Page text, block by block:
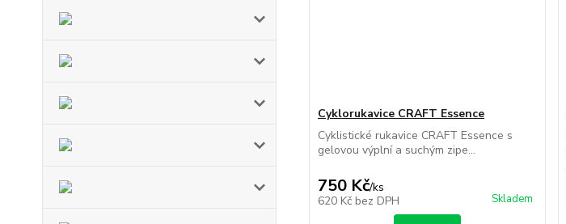
Cyklorukavice CRAFT Essence
Cyklistické rukavice CRAFT Essence s
gelovou výplní a suchým zipe...
750 Kč/ks
620 Kč bez DPH Skladem